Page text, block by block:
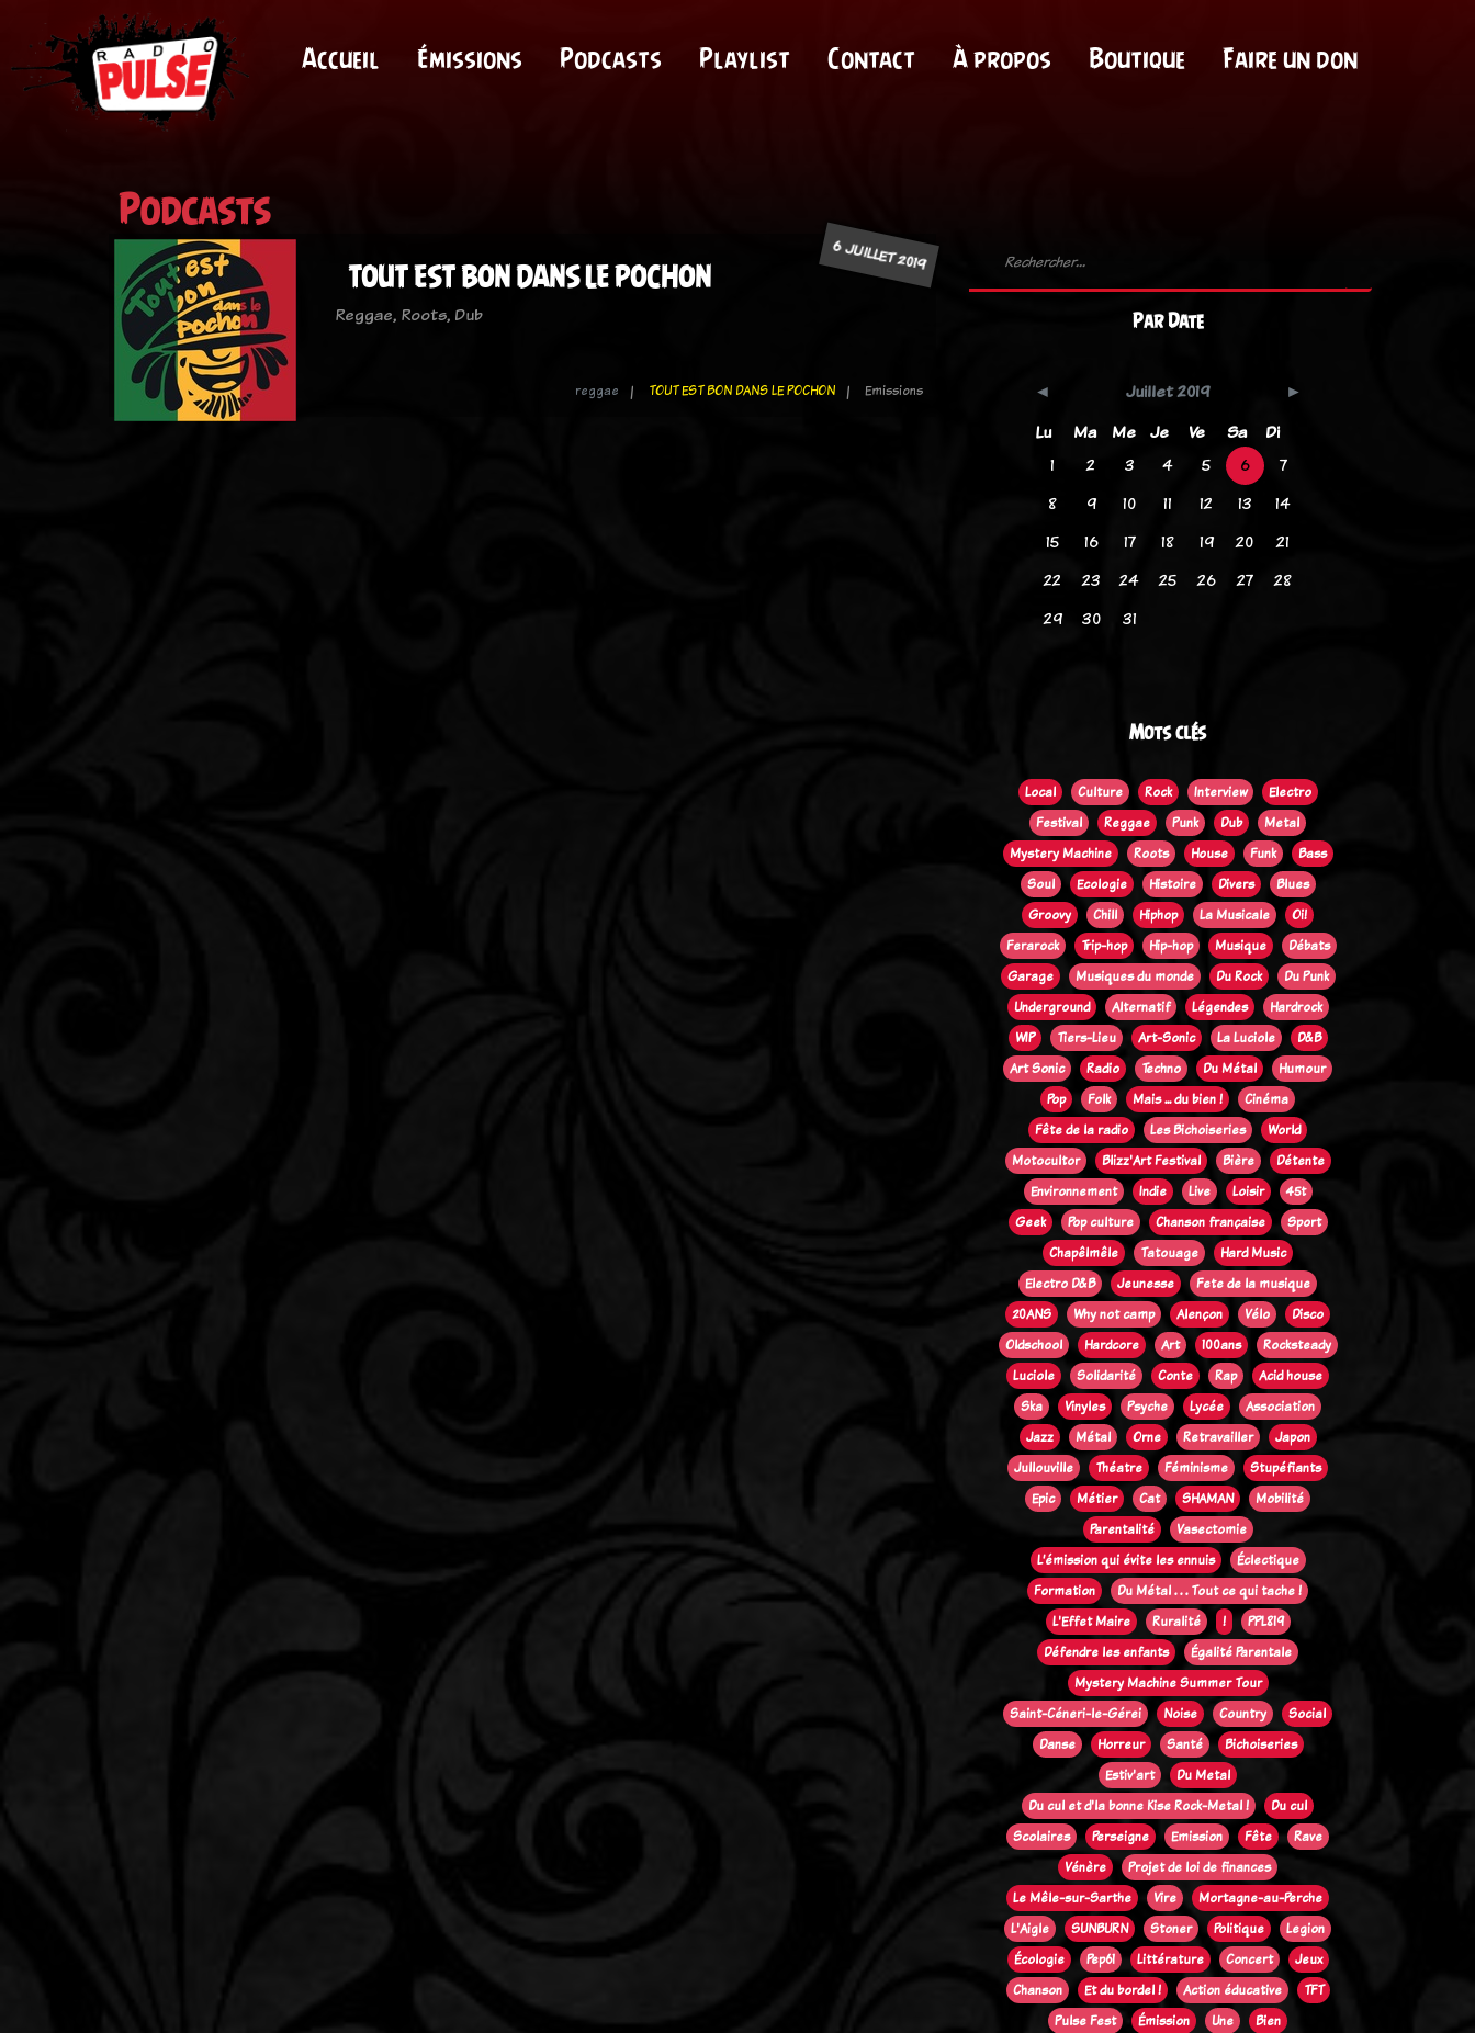
Accueil Émissions Podcasts Playlist Contact À propos Boutique Faire un don
Podcasts
6 JUILLET 2019
TOUT EST BON DANS LE POCHON
Reggae, Roots, Dub
reggae TOUT EST BON DANS LE POCHON Emissions
Par Date
Juillet 2019
Lu
Ma Me Je Ve Sa
Di
1
2 3 4 5 6
7
8
9 10 11 12 13
14
15
16 17 18 19 20
21
22
23 24 25 26 27
28
29
30 31
Mots clés
Local Culture Rock Interview
Electro
Festival
Reggae Punk Dub
Metal
Mystery Machine
Roots House Funk
Bass
Soul
Ecologie Histoire Divers
Blues
Groovy
Chill Hiphop La Musicale
Oi!
Ferarock
Trip-hop Hip-hop Musique
Débats
Garage
Musiques du monde Du Rock
Du Punk
Underground
Alternatif Légendes
Hardrock
WIP
Tiers-Lieu Art-Sonic La Luciole
D&B
Art Sonic
Radio Techno Du Métal
Humour
Pop
Folk Mais ... du bien !
Cinéma
Fête de la radio
Les Bichoiseries
World
Motocultor
Blizz'Art Festival Bière
Détente
Environnement
Indie Live Loisir
45t
Geek
Pop culture Chanson française
Sport
Chapêlmêle
Tatouage
Hard Music
Electro D&B
Jeunesse
Fete de la musique
20ANS
Why not camp Alençon Vélo
Disco
Oldschool
Hardcore Art 100ans
Rocksteady
Luciole
Solidarité Conte Rap
Acid house
Ska
Vinyles Psyche Lycée
Association
Jazz
Métal Orne Retravailler
Japon
Jullouville
Théatre Féminisme
Stupéfiants
Epic
Métier Cat SHAMAN
Mobilité
Parentalité
Vasectomie
L’émission qui évite les ennuis
Éclectique
Formation
Du Métal . . . Tout ce qui tache !
L'Effet Maire
Ruralité !
PPL819
Défendre les enfants
Égalité Parentale
Mystery Machine Summer Tour
Saint-Céneri-le-Gérei
Noise Country
Social
Danse
Horreur Santé
Bichoiseries
Estiv'art
Du Metal
Du cul et d'la bonne Kise Rock-Metal !
Du cul
Scolaires
Perseigne Emission Fête
Rave
Vénère
Projet de loi de finances
Le Mêle-sur-Sarthe
Vire
Mortagne-au-Perche
L'Aigle
SUNBURN Stoner Politique
Legion
Écologie
Pep61 Littérature Concert
Jeux
Chanson
Et du bordel ! Action éducative
TFT
Pulse Fest
Émission Une
Bien